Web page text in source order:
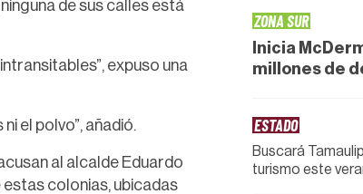
de sus calles está
expuso una
el polvo”, añadió.
al alcalde Eduardo
colonias, ubicadas
ZONA SUR
Inicia
millones de
ESTADO
Buscará
turismo este